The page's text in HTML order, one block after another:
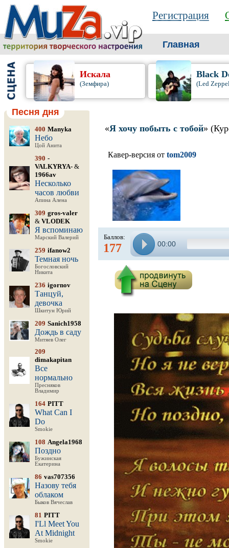
Регистрация
Главная
Искала
(Земфира)
Black
(Led
Песня дня
400 Manyka
Небо
Цой Анита
390 -
VALKYRYA- &
1966av
Несколько
часов любви
Апина Алена
309 gros-valer
& VLODEK
Я вспоминаю
Марский Валерий
259 ifanow2
Темная ночь
Богословский
Никита
236 igornov
Танцуй,
девочка
Шкитун Юрий
209 Sanich1958
Дождь в саду
Митяев Олег
209
dimakapitan
Все
нормально
Пресняков
Владимир
164 PITT
What Can I
Do
Smokie
108 Angela1968
Поздно
Бужинская
Екатерина
86 vas707356
Назову тебя
облаком
Быков Вячеслав
81 PITT
I'Ll Meet You
At Midnight
Smokie
«Я хочу побыть с тобой»
Кавер-версия от tom2009
Баллов:
177 00:00